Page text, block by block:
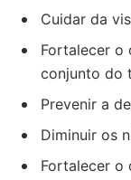
Cuidar da
Fortalecer o
conjunto do
Prevenir a
Diminuir os
Fortalecer o